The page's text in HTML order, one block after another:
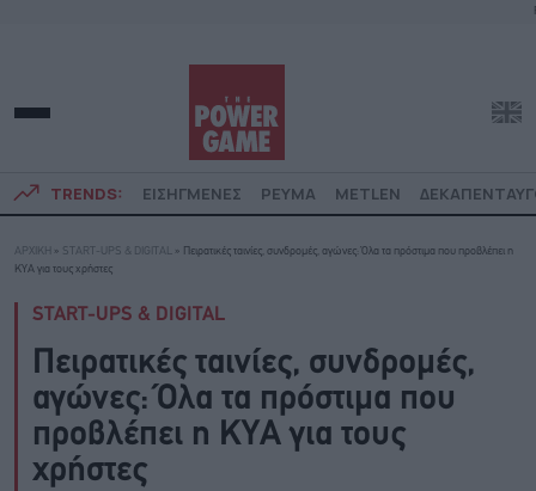
TRENDS: ΕΙΣΗΓΜΕΝΕΣ ΡΕΥΜΑ METLEN
ΑΡΧΙΚΗ » START-UPS & DIGITAL »
Πειρατικές ταινίες, συνδρομές, αγώνες: Όλα τα πρόστιμα που προβλέπει η
ΚΥΑ για τους χρήστες
START-UPS & DIGITAL
Πειρατικές ταινίες, συνδρομές,
αγώνες: Όλα τα πρόστιμα που
προβλέπει η ΚΥΑ για τους
χρήστες